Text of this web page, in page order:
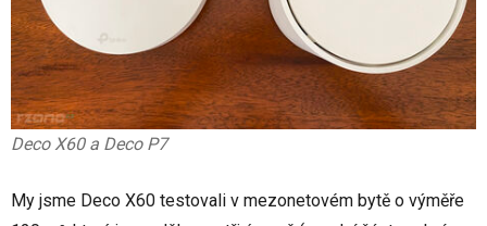
Deco X60 a Deco P7
My jsme Deco X60 testovali v mezonetovém bytě o výměře